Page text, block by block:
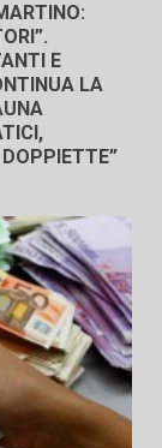
E
LA
DOPPIETTE”